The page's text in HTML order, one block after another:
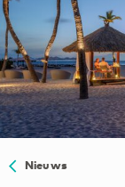
Nieuws